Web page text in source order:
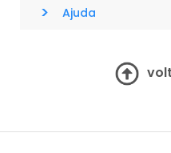
> Ajuda